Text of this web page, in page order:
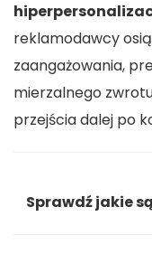
reklamodawcy
zaangażowania,
mierzalnego
przejścia dalej po
Sprawdź jakie są